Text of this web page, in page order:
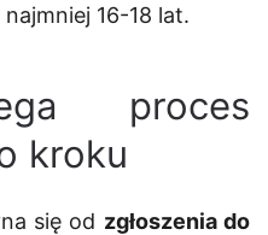
16-18 lat.
proces
kroku
się od zgłoszenia do